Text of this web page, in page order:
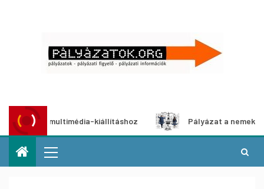
multimédia-kiállításhoz Pályázat a nemek közötti